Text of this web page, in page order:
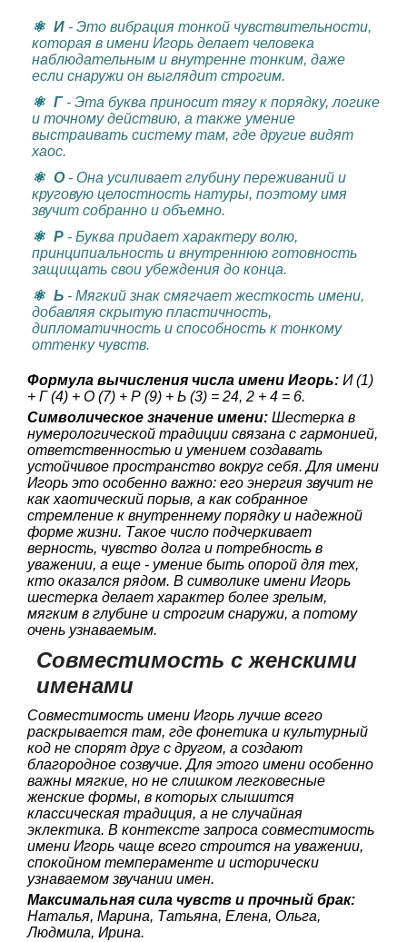
И - Это вибрация тонкой чувствительности,
которая в имени Игорь делает человека
наблюдательным и внутренне тонким, даже
если снаружи он выглядит строгим.
Г- Эта буква приносит тягу к порядку, логике
и точному действию, а также умение
выстраивать систему там, где другие видят
хаос.
О- Она усиливает глубину переживаний и
круговую целостность натуры, поэтому имя
звучит собранно и объемно.
Р - Буква придает характеру волю,
принципиальность и внутреннюю готовность
защищать свои убеждения до конца.
Ь - Мягкий знак смягчает жесткость имени,
добавляя скрытую пластичность,
дипломатичность и способность к тонкому
оттенку чувств.
Формула вычисления числа имени Игорь: И (1)
+ Г (4) + О (7) + Р (9) + Ь (3) = 24, 2 + 4 = 6.
Символическое значение имени: Шестерка в
нумерологической традиции связана с гармонией,
ответственностью и умением создавать
устойчивое пространство вокруг себя. Для имени
Игорь это особенно важно: его энергия звучит не
как хаотический порыв, а как собранное
стремление к внутреннему порядку и надежной
форме жизни. Такое число подчеркивает
верность, чувство долга и потребность в
уважении, а еще - умение быть опорой для тех,
кто оказался рядом. В символике имени Игорь
шестерка делает характер более зрелым,
мягким в глубине и строгим снаружи, а потому
очень узнаваемым.
Совместимость с женскими
именами
Совместимость имени Игорь лучше всего
раскрывается там, где фонетика и культурный
код не спорят друг с другом, а создают
благородное созвучие. Для этого имени особенно
важны мягкие, но не слишком легковесные
женские формы, в которых слышится
классическая традиция, а не случайная
эклектика. В контексте запроса совместимость
имени Игорь чаще всего строится на уважении,
спокойном темпераменте и исторически
узнаваемом звучании имен.
Максимальная сила чувств и прочный брак:
Наталья, Марина, Татьяна, Елена, Ольга,
Людмила, Ирина.